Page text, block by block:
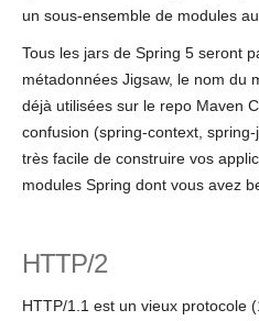
un sous-ensemble de modules
Tous les jars de Spring 5 seront
métadonnées Jigsaw, le nom du
déjà utilisées sur le repo Maven
confusion (spring-context,
très facile de construire vos
modules Spring dont vous avez
HTTP/2
HTTP/1.1 est un vieux protocole